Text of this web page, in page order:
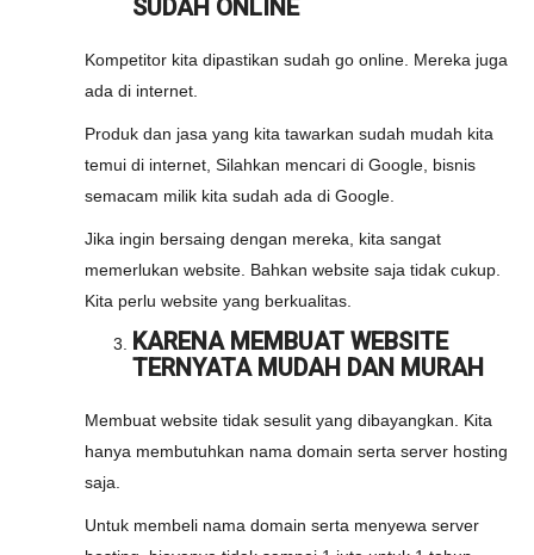
SUDAH ONLINE
Kompetitor kita dipastikan sudah go online. Mereka juga
ada di internet.
Produk dan jasa yang kita tawarkan sudah mudah kita
temui di internet, Silahkan mencari di Google, bisnis
semacam milik kita sudah ada di Google.
Jika ingin bersaing dengan mereka, kita sangat
memerlukan website. Bahkan website saja tidak cukup.
Kita perlu website yang berkualitas.
KARENA MEMBUAT WEBSITE
TERNYATA MUDAH DAN MURAH
Membuat website tidak sesulit yang dibayangkan. Kita
hanya membutuhkan nama domain serta server hosting
saja.
Untuk membeli nama domain serta menyewa server